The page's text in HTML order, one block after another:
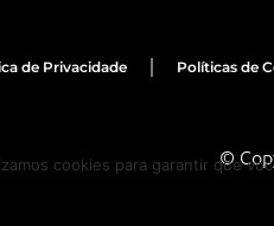
de Privacidade Políticas de
©
cookies para garantir que